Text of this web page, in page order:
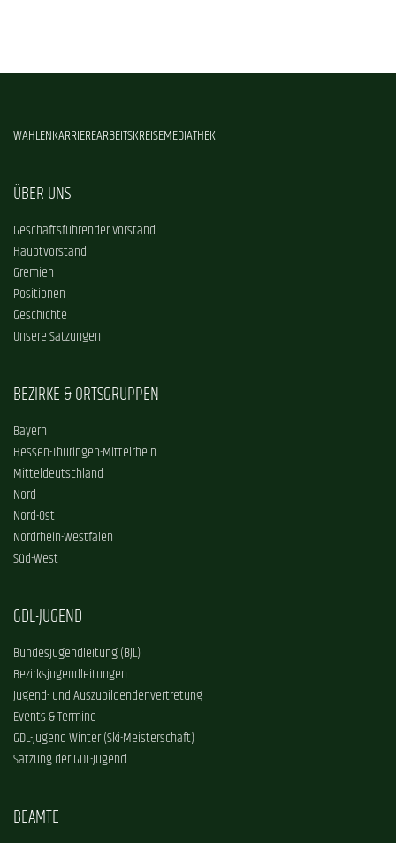
WAHLENKARRIEREARBEITSKREISEMEDIATHEK
ÜBER UNS
Geschäftsführender Vorstand
Hauptvorstand
Gremien
Positionen
Geschichte
Unsere Satzungen
BEZIRKE & ORTSGRUPPEN
Bayern
Hessen-Thüringen-Mittelrhein
Mitteldeutschland
Nord
Nord-Ost
Nordrhein-Westfalen
Süd-West
GDL-JUGEND
Bundesjugendleitung (BJL)
Bezirksjugendleitungen
Jugend- und Auszubildendenvertretung
Events & Termine
GDL-Jugend Winter (Ski-Meisterschaft)
Satzung der GDL-Jugend
BEAMTE